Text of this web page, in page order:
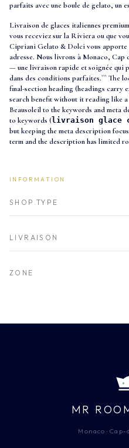
parfaits avec une boule de gelato, un
Livraison de glaces italiennes
vous receviez sur la Riviera ou que
Cipriani Gelato & Dolci vous
adresse. Nous livrons à Monaco,
— une livraison rapide et soignée qui
dans des conditions parfaites.``` The
final-section heading (headings carry
search benefit without it reading like
Beausoleil to the keywords and meta
to keywords (livraison glace
but keeping the meta description
term and the description has limited
INFORMATION
SHOP.TYPE
LIVRAISON
ZONE
MR
Monaco ·